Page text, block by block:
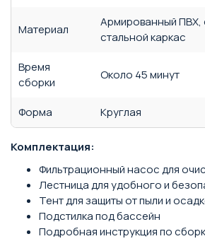
Материал
Армированный ПВХ,
стальной каркас
Время
сборки
Около 45 минут
Форма Круглая
Комплектация:
Фильтрационный насос для
Лестница для удобного и
Тент для защиты от пыли и
Подстилка под бассейн
Подробная инструкция по